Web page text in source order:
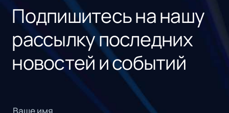
Подпишитесь на нашу
рассылку последних
новостей и событий